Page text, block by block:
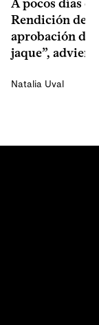
A pocos días
Rendición de
aprobación del
jaque”,
Natalia Uval